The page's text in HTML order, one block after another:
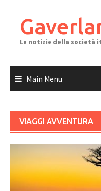
content
Le notizie della società
Main Menu
VIAGGI AVVENTURA